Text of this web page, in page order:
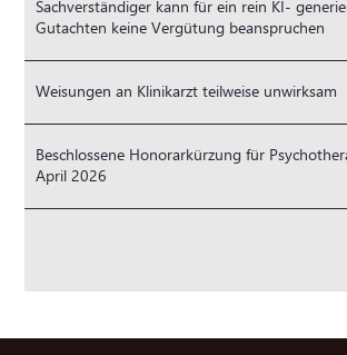
Sachverständiger kann für ein rein KI-
Gutachten keine Vergütung beanspruchen
Weisungen an Klinikarzt teilweise unwirksam
Beschlossene Honorarkürzung für
April 2026